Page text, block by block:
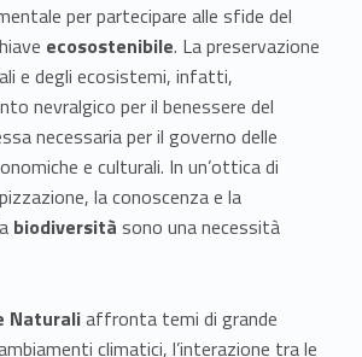
per partecipare alle sfide del
ecosostenibile. La preservazione
e degli ecosistemi, infatti,
nevralgico per il benessere del
necessaria per il governo delle
e culturali. In un’ottica di
la conoscenza e la
biodiversità sono una necessità
Naturaliaffronta temi di grande
climatici, l’interazione tra le